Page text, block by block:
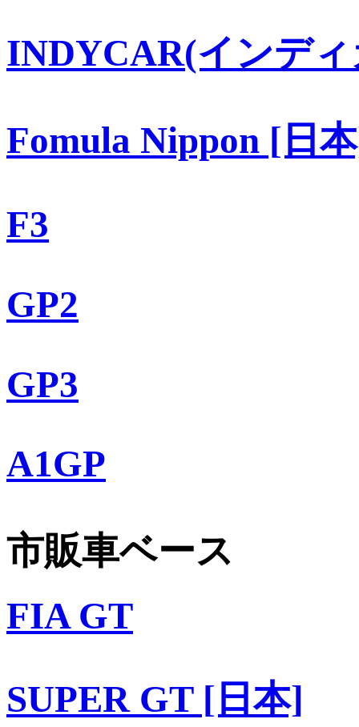
INDYCAR(インデ
Fomula Nippon [日
F3
GP2
GP3
A1GP
市販車ベース
FIA GT
SUPER GT [日本]